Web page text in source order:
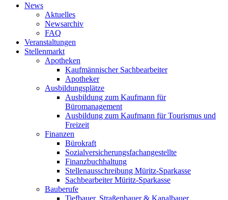
News
Aktuelles
Newsarchiv
FAQ
Veranstaltungen
Stellenmarkt
Apotheken
Kaufmännischer Sachbearbeiter
Apotheker
Ausbildungsplätze
Ausbildung zum Kaufmann für
Büromanagement
Ausbildung zum Kaufmann für Tourismus und
Freizeit
Finanzen
Bürokraft
Sozialversicherungsfachangestellte
Finanzbuchhaltung
Stellenausschreibung Müritz-Sparkasse
Sachbearbeiter Müritz-Sparkasse
Bauberufe
Tiefbauer, Straßenbauer & Kanalbauer